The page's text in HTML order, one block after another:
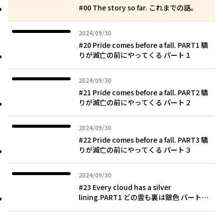
#00 The story so far. これまでの話。
2024/09/30
2024年09月30日
#20 Pride comes before a fall. PART1 驕
りが滅亡の前にやってくる パート１
2024/09/30
2024年09月30日
#21 Pride comes before a fall. PART2 驕
りが滅亡の前にやってくる パート２
2024/09/30
2024年09月30日
#22 Pride comes before a fall. PART3 驕
りが滅亡の前にやってくる パート３
2024/09/30
2024年09月30日
#23 Every cloud has a silver
lining.PART1 どの雲も裏は銀色 パート